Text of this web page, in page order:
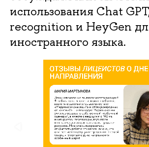
использования Chat
recognition и HeyGen
иностранного языка.